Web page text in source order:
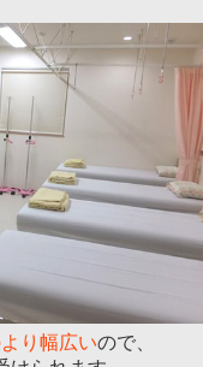
り幅広いので、